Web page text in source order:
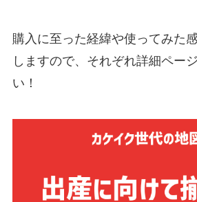
購入に至った経緯や使ってみた
しますので、それぞれ詳細ペー
い！